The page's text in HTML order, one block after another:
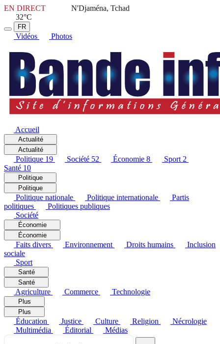
EN DIRECT
N'Djaména, Tchad
32°C
FR
Vidéos Photos
Accueil
Actualité
Actualité
Politique 19 Société 52 Économie 8 Sport 2
Santé 10
Politique
Politique
Politique nationale Politique internationale
Partis
politiques
Politiques publiques
Société
Économie
Économie
Faits divers Environnement Droits humains
Inclusion
sociale
Sport
Santé
Santé
Agriculture Commerce Technologie
Plus
Plus
Éducation Justice Culture Religion
Nécrologie
Multimédia
Éditorial Médias